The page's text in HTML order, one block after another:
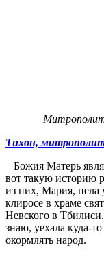
Митрополит
Тихон,
– Божия Матерь
вот такую историю
из них, Мария, пела
клиросе в храме
Невского в
знаю, уехала куда-
окормлять народ.